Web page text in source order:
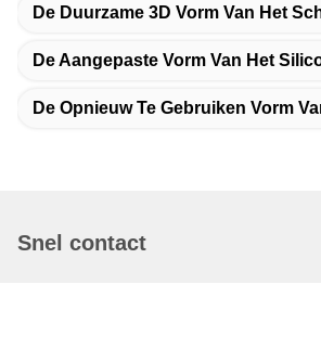
De Duurzame 3D Vorm Van Het
De Aangepaste Vorm Van Het
De Opnieuw Te Gebruiken Vorm
Snel contact